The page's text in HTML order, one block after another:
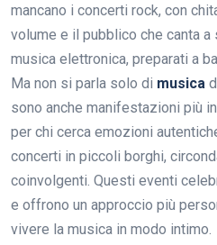
mancano i concerti rock, con
volume e il pubblico che canta a
musica elettronica, preparati a
Ma non si parla solo di musica
sono anche manifestazioni più
per chi cerca emozioni
concerti in piccoli borghi,
coinvolgenti. Questi eventi
e offrono un approccio più
vivere la musica in modo intimo.